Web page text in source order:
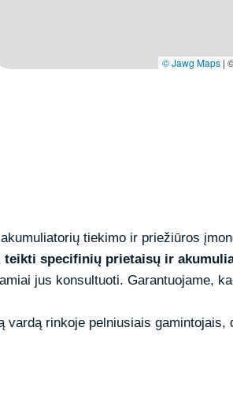
© Jawg Maps |
tiekimo ir priežiūros
specifinių prietaisų ir
jus konsultuoti. Garantuojame,
vardą rinkoje pelniusiais